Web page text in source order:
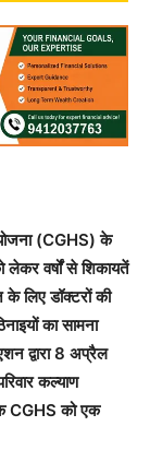
(CGHS) के
लेकर वर्षों से शिकायतें
के लिए डॉक्टरों की
का सामना
द्वारा 8 अप्रैल
कल्याण
CGHS को एक